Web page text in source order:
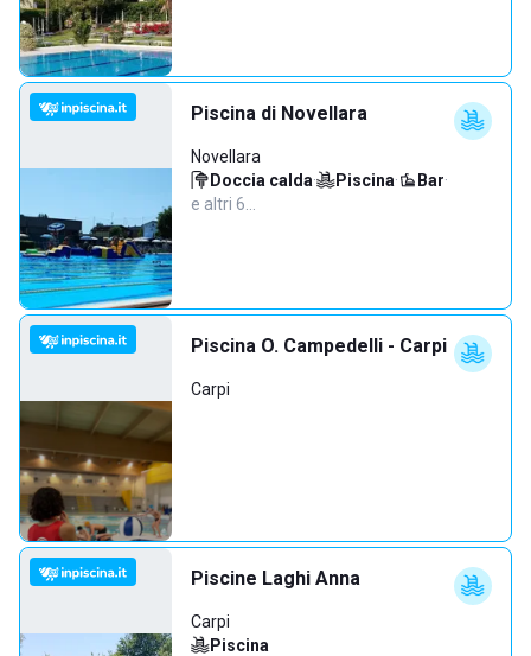
Piscina di Novellara
Novellara
Doccia calda· Piscina· Bar·
e altri 6…
Piscina O. Campedelli - Carpi
Carpi
Piscine Laghi Anna
Carpi
Piscina